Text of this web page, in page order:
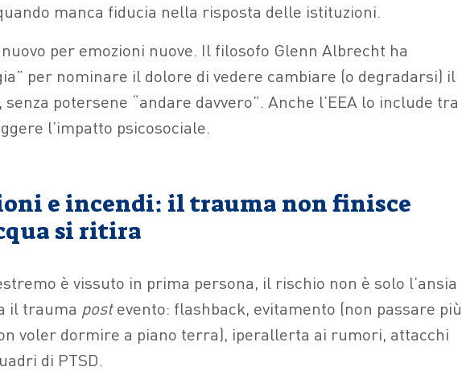
manca fiducia nella risposta delle istituzioni.
nuovo per emozioni nuove. Il filosofo Glenn Albrecht ha
per nominare il dolore di vedere cambiare (o degradarsi) il
potersene “andare davvero”. Anche l’EEA lo include tra
l’impatto psicosociale.
e incendi: il trauma non finisce
si ritira
è vissuto in prima persona, il rischio non è solo l’ansia
il trauma postevento: flashback, evitamento (non passare più
voler dormire a piano terra), iperallerta ai rumori, attacchi
di PTSD.